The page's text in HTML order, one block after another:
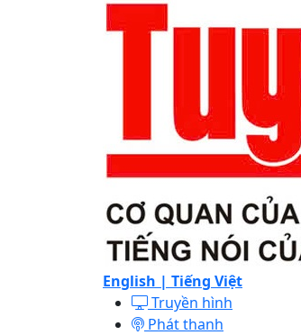
English | Tiếng Việt
Truyền hình
Phát thanh